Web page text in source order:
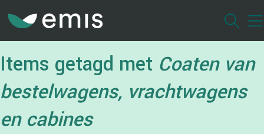
inhoud
Items getagd met Coaten van
bestelwagens, vrachtwagens
en cabines